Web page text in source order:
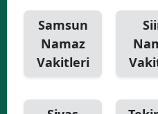
Samsun
Namaz
Vakitleri